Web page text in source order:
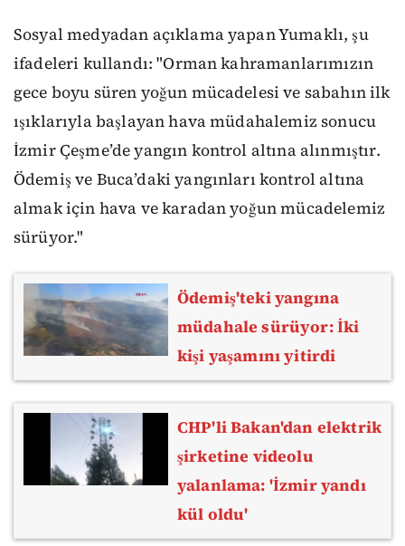
Sosyal medyadan açıklama yapan Yumaklı, şu
ifadeleri kullandı: "Orman kahramanlarımızın
gece boyu süren yoğun mücadelesi ve sabahın ilk
ışıklarıyla başlayan hava müdahalemiz sonucu
İzmir Çeşme’de yangın kontrol altına alınmıştır.
Ödemiş ve Buca’daki yangınları kontrol altına
almak için hava ve karadan yoğun mücadelemiz
sürüyor."
Ödemiş'teki yangına
müdahale sürüyor: İki
kişi yaşamını yitirdi
CHP'li Bakan'dan elektrik
şirketine videolu
yalanlama: 'İzmir yandı
kül oldu'